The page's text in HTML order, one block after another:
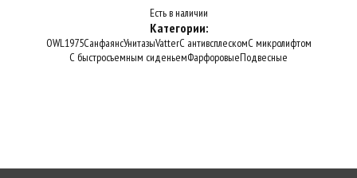
Есть в наличии
Категории:
OWL1975СанфаянсУнитазыVatterС антивсплескомС микролифтом
С быстросъемным сиденьемФарфоровыеПодвесные